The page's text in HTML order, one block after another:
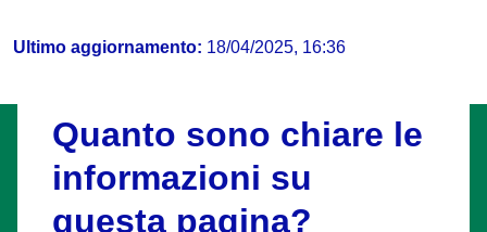
Ultimo aggiornamento: 18/04/2025, 16:36
Quanto sono chiare le
informazioni su
questa pagina?